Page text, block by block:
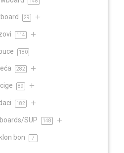
29
114
buce 180
282
89
182
SUP 148
bon 7